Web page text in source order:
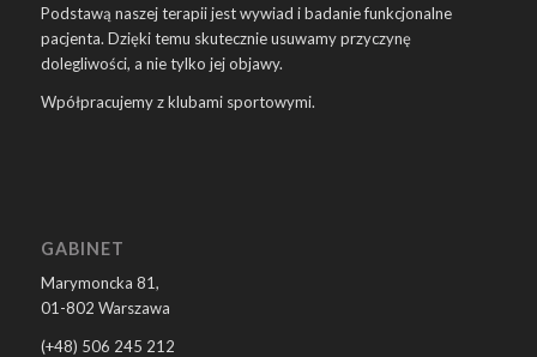
Podstawą naszej terapii jest wywiad i badanie funkcjonalne
pacjenta. Dzięki temu skutecznie usuwamy przyczynę
dolegliwości, a nie tylko jej objawy.
Wpółpracujemy z klubami sportowymi.
GABINET
Marymoncka 81,
01-802 Warszawa
(+48) 506 245 212